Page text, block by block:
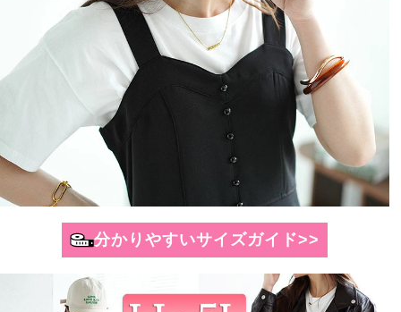
分かりやすいサイズガイド>>